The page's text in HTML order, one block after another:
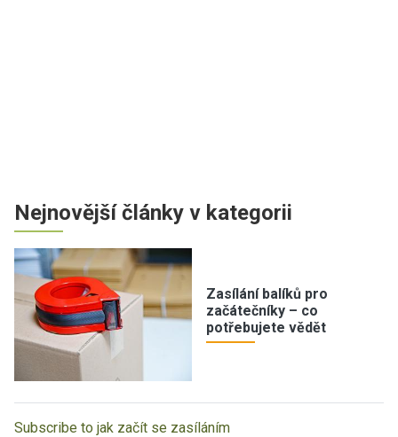
Nejnovější články v kategorii
Zasílání balíků pro
začátečníky – co
potřebujete vědět
Subscribe to jak začít se zasíláním